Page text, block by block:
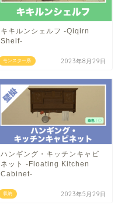
モンスター系
キキルンシェルフ -Qiqirn
Shelf-
2023年8月29日
収納
ハンギング・キッチンキャビ
ネット -Floating Kitchen
Cabinet-
2023年5月29日